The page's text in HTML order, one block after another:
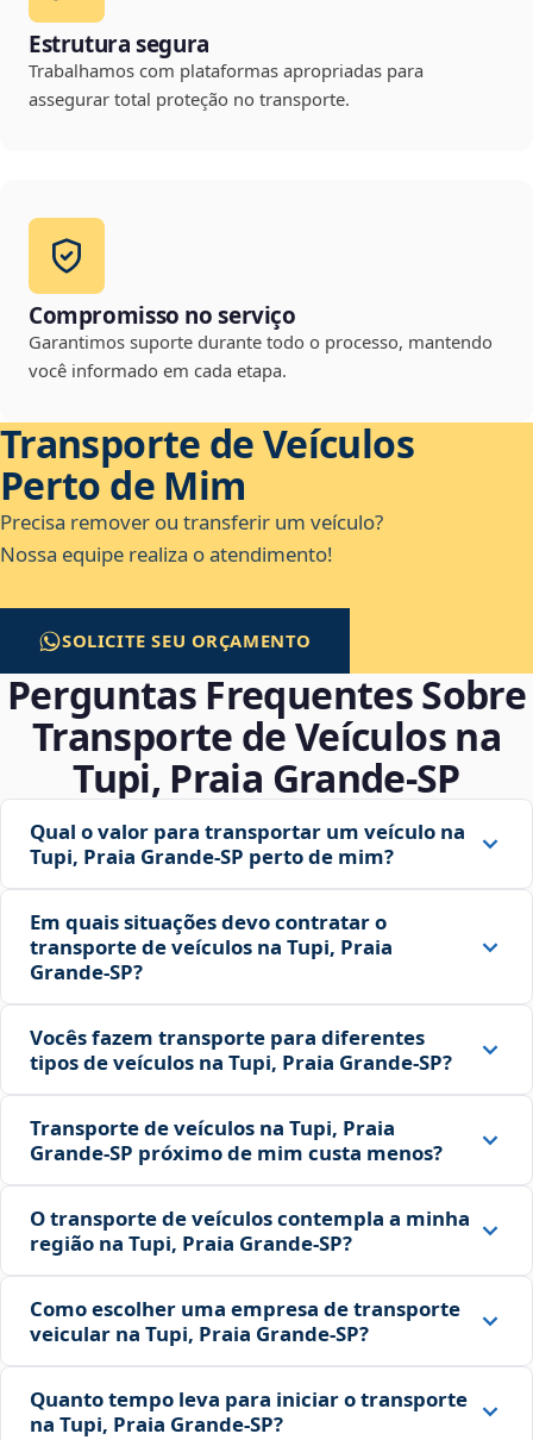
Estrutura segura
Trabalhamos com plataformas apropriadas para
assegurar total proteção no transporte.
Compromisso no serviço
Garantimos suporte durante todo o processo, mantendo
você informado em cada etapa.
Transporte de Veículos
Perto de Mim
Precisa remover ou transferir um veículo?
Nossa equipe realiza o atendimento!
SOLICITE SEU ORÇAMENTO
Perguntas Frequentes Sobre
Transporte de Veículos na
Tupi, Praia Grande‑SP
Qual o valor para transportar um veículo na
Tupi, Praia Grande‑SP perto de mim?
Em quais situações devo contratar o
transporte de veículos na Tupi, Praia
Grande‑SP?
Vocês fazem transporte para diferentes
tipos de veículos na Tupi, Praia Grande‑SP?
Transporte de veículos na Tupi, Praia
Grande‑SP próximo de mim custa menos?
O transporte de veículos contempla a minha
região na Tupi, Praia Grande‑SP?
Como escolher uma empresa de transporte
veicular na Tupi, Praia Grande‑SP?
Quanto tempo leva para iniciar o transporte
na Tupi, Praia Grande‑SP?